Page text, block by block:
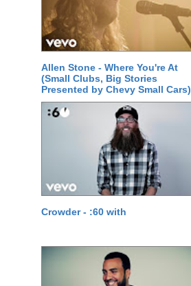
Allen Stone - Where You're At
(Small Clubs, Big Stories
Presented by Chevy Small Cars)
Crowder - :60 with